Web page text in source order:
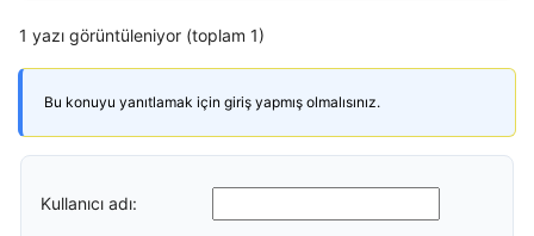
1 yazı görüntüleniyor (toplam 1)
Bu konuyu yanıtlamak için giriş yapmış olmalısınız.
Kullanıcı adı: